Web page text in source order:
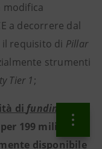
modifica
a decorrere dal
il requisito di Pillar
strumenti
Tier 1;
di funding
199 miliardi di
disponibile